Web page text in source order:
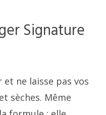
Signature
ne laisse pas vos
sèches. Même